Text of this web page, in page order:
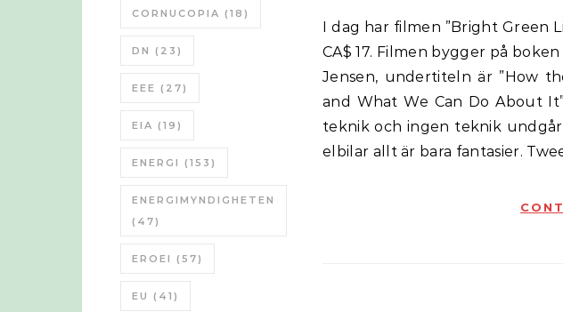
CORNUCOPIA (18)
DN (23)
EEE (27)
EIA (19)
ENERGI (153)
ENERGIMYNDIGHETEN
(47)
EROEI (57)
EU (41)
I dag har filmen ”Bright Green Lies” premier och kan ses för en kostnad av
CA$ 17. Filmen bygger på
Jensen, undertiteln är ”How
and What We Can Do About
teknik och ingen teknik
elbilar allt är bara fantasier.